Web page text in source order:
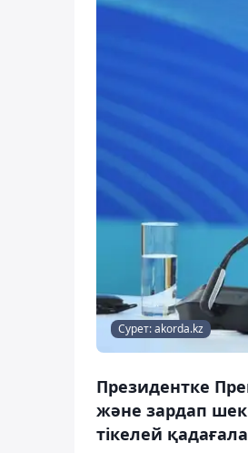
Сурет: akorda.kz
Президентке
және зардап
тікелей